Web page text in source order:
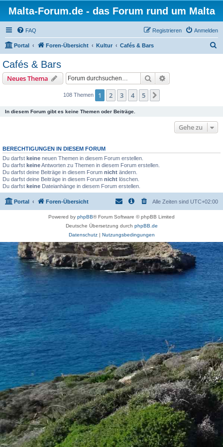
Malta-Forum.de - das Forum rund um Malta
FAQ Anmelden
Registrieren
Portal Foren-Übersicht Kultur Cafés & Bars
Cafés & Bars
Neues Thema Suche
108 Themen 1 2 3 4 5
In diesem Forum gibt es keine Themen oder Beiträge.
Gehe zu
BERECHTIGUNGEN IN DIESEM FORUM
Du darfst keine neuen Themen in diesem Forum erstellen.
Du darfst keineAntworten zu Themen in diesem Forum erstellen.
Du darfst deine Beiträge in diesem Forum nicht ändern.
Du darfst deine Beiträge in diesem Forum nicht löschen.
Du darfst keine Dateianhänge in diesem Forum erstellen.
Portal Foren-Übersicht Alle Zeiten sind UTC+02:00
Powered by phpBB® Forum Software © phpBB Limited
Deutsche Übersetzung durch phpBB.de
Datenschutz| Nutzungsbedingungen